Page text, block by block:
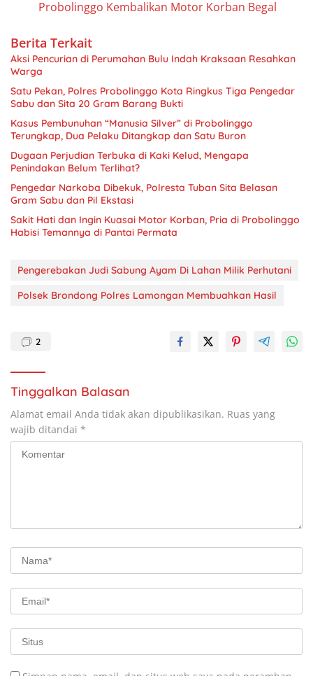
Probolinggo Kembalikan Motor Korban Begal
Berita Terkait
Aksi Pencurian di Perumahan Bulu Indah Kraksaan Resahkan
Warga
Satu Pekan, Polres Probolinggo Kota Ringkus Tiga Pengedar
Sabu dan Sita 20 Gram Barang Bukti
Kasus Pembunuhan “Manusia Silver” di Probolinggo
Terungkap, Dua Pelaku Ditangkap dan Satu Buron
Dugaan Perjudian Terbuka di Kaki Kelud, Mengapa
Penindakan Belum Terlihat?
Pengedar Narkoba Dibekuk, Polresta Tuban Sita Belasan
Gram Sabu dan Pil Ekstasi
Sakit Hati dan Ingin Kuasai Motor Korban, Pria di Probolinggo
Habisi Temannya di Pantai Permata
Pengerebakan Judi Sabung Ayam Di Lahan Milik Perhutani
Polsek Brondong Polres Lamongan Membuahkan Hasil
2
Tinggalkan Balasan
Alamat email Anda tidak akan dipublikasikan. Ruas yang
wajib ditandai *